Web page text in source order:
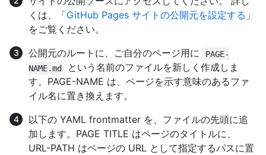
くは、「GitHub Pages サイトの公開元を設定する 」
をご覧ください。
公開元のルートに、ご自分のページ用に
PAGE-
NAME.md
という名前のファイルを新しく作成しま
す。PAGE-NAME は、ページを示す意味のあるファ
イル名に置き換えます。
以下の YAML frontmatter を、ファイルの先頭に追
加します。PAGE TITLE はページのタイトルに、
URL-PATH はページの URL として指定するパスに置